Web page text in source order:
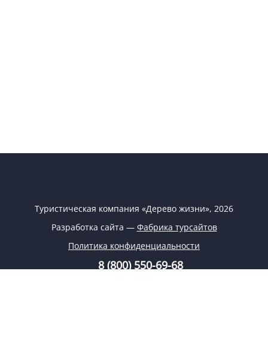
Туристическая компания «Дерево жизни», 2026
Разработка сайта — Фабрика турсайтов
Политика конфиденциальности
8 (800) 550-69-68